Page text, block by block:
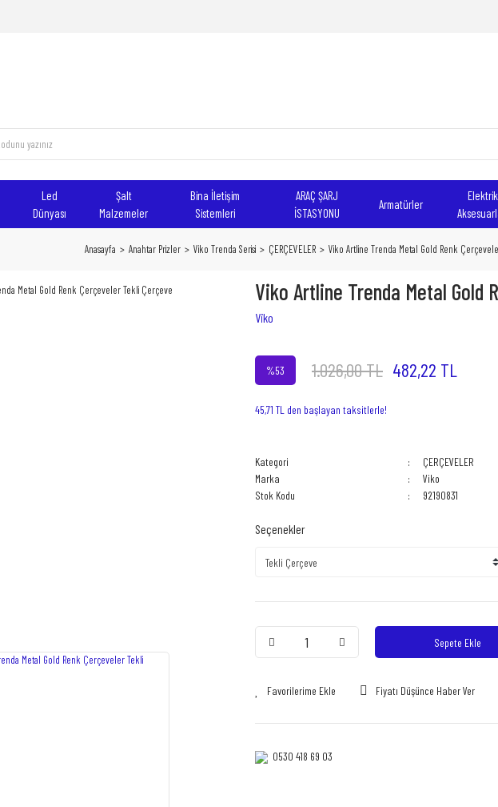
Led
Dünyası
Şalt
Malzemeler
Bina İletişim
Sistemleri
ARAÇ ŞARJ
İSTASYONU
Armatürler
Elektrik
Anasayfa Anahtar Prizler Viko Trenda Serisi ÇERÇEVELER Viko Artline Trenda Metal Gold Renk
Viko Artline Trenda Metal Gold
Viko
%53 1.026,00 TL 482,22 TL
45,71 TL den başlayan taksitlerle!
Kategori
ÇERÇEVELER
Marka
Viko
Stok Kodu
92190831
Seçenekler
Sepete Ekle
Fiyatı Düşünce Haber Ver
0530 418 69 03‎‎